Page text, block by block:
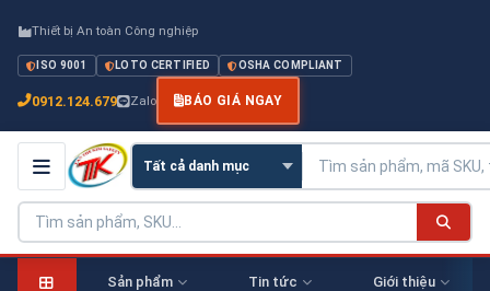
Thiết bị An toàn Công nghiệp
ISO 9001 LOTO CERTIFIED OSHA COMPLIANT
0912.124.679 Zalo BÁO GIÁ NGAY
Sản phẩm Tin tức Giới thiệu